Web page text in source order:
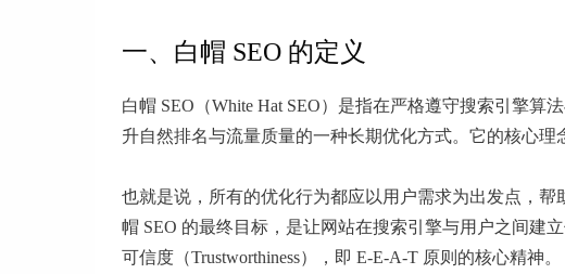
一、白帽 SEO 的定义
白帽 SEO（White Hat SEO）是指在严格遵守搜索引擎
升自然排名与流量质量的一种长期优化方式。它的核心理
也就是说，所有的优化行为都应以用户需求为出发点，
帽 SEO 的最终目标，是让网站在搜索引擎与用户之间建
可信度（Trustworthiness），即 E-E-A-T 原则的核心精神。